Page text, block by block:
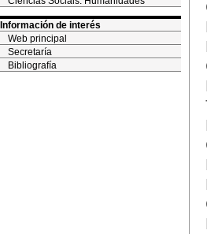
Información de interés
Web principal
Secretaría
Bibliografía